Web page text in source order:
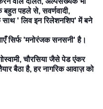
बहुत पहले से, सवर्णवादी,
साथ ' लिव इन रिलेशनशिप' में बने
सिर्फ 'मनोरंजक सनसनी' है।
चौरसिया जैसे पेड एंकर
बैठा है, हर नागरिक आवाज़ को